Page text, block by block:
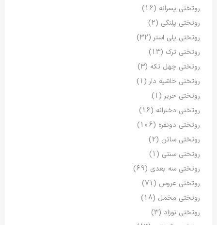
روتختی پسرانه (16)
روتختی پلنگی (2)
روتختی پلی استر(32)
روتختی ترک (13)
روتختی چهل تکه (3)
روتختی حاشیه دار(1)
روتختی حریر(1)
روتختی دخترانه (16)
روتختی دونفره (106)
روتختی ساتن (2)
روتختی سنتی (1)
روتختی سه بعدی (69)
روتختی عروس (71)
روتختی مخمل (18)
روتختی نوزاد (3)